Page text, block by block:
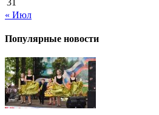
« Июл
Популярные новости